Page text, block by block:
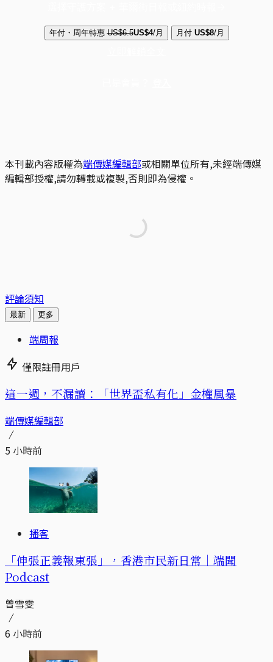
年付・周年特惠 US$6.5US$4/月 月付 US$8/月
本刊載內容版權為端傳媒編輯部或相關單位所有,未經端傳媒
編輯部授權,請勿轉載或複製,否則即為侵權。
評論須知
最新 更多
端周報
僅限註冊用戶
這一週，不漏讀：「世界盃私有化」金權風暴
端傳媒編輯部
5 小時前
播客
「伸張正義報東張」，香港市民新日常｜端聞
Podcast
曾雪雯
6 小時前